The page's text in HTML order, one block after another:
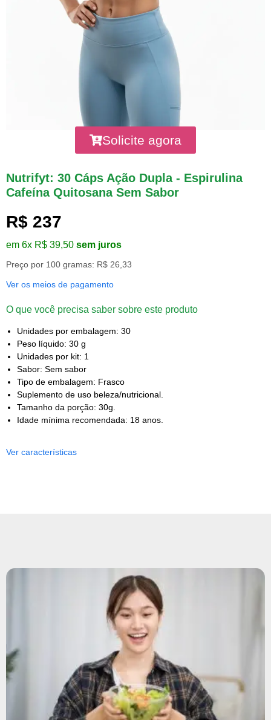
Solicite agora
Nutrifyt: 30 Cáps Ação Dupla - Espirulina
Cafeína Quitosana Sem Sabor
R$ 237
em 6x R$ 39,50 sem juros
Preço por 100 gramas: R$ 26,33
Ver os meios de pagamento
O que você precisa saber sobre este produto
Unidades por embalagem: 30
Peso líquido: 30 g
Unidades por kit: 1
Sabor: Sem sabor
Tipo de embalagem: Frasco
Suplemento de uso beleza/nutricional.
Tamanho da porção: 30g.
Idade mínima recomendada: 18 anos.
Ver características